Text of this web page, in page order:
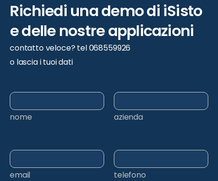
Richiedi unademodi iSisto
edellenostreapplicazioni
contatto veloce? tel 068559926
o lascia i tuoi dati
nome azienda
email telefono